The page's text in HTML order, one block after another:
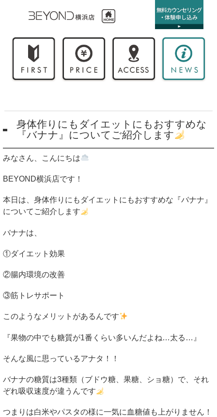
身体作りにもダイエットにもおすすめな
『バナナ』についてご紹介します
みなさん、こんにちは
BEYOND横浜店です！
本日は、身体作りにもダイエットにもおすすめな『バナナ』
についてご紹介します
バナナは、
①ダイエット効果
②腸内環境の改善
③筋トレサポート
このようなメリットがあるんです
『果物の中でも糖質が1番くらい多いんだよね…太る … 』
そんな風に思っているアナタ！！
バナナの糖質は3種類（ブドウ糖、果糖、ショ糖）で、それ
ぞれ吸収速度が違うんです
つまりは白米やパスタの様に一気に血糖値も上がりません！